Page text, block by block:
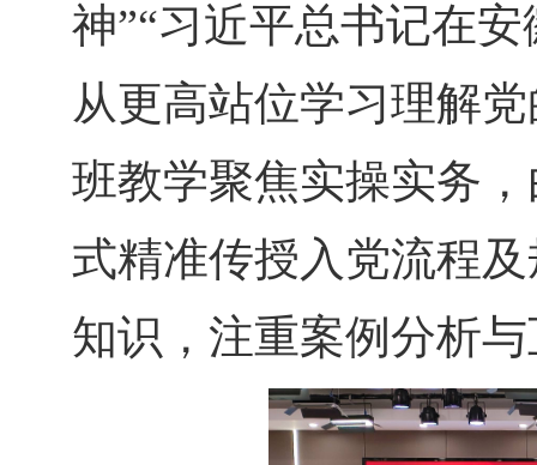
神”“习近平总书记在
从更高站位学习理解
班教学聚焦实操实务
式精准传授入党流程
知识，注重案例分析